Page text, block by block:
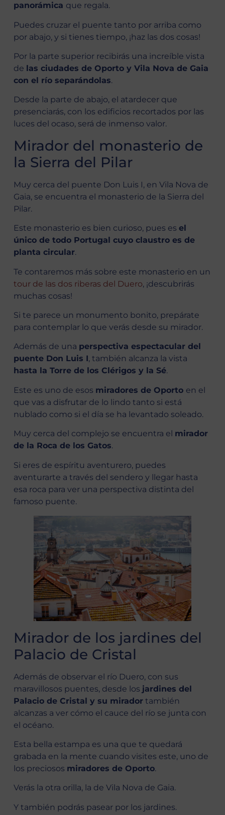
panorámica que regala.
Puedes cruzar el puente tanto por arriba como
por abajo, y si tienes tiempo, ¡haz las dos cosas!
Por la parte superior recibirás una increíble vista
de las ciudades de Oporto y Vila Nova de Gaia
con el río separándolas.
Desde la parte de abajo, el atardecer que
presenciarás, con los edificios recortados por las
luces del ocaso, será de inmenso valor.
Mirador del monasterio de
la Sierra del Pilar
Muy cerca del puente Don Luis I, en Vila Nova de
Gaia, se encuentra el monasterio de la Sierra del
Pilar.
Este monasterio es bien curioso, pues es el
único de todo Portugal cuyo claustro es de
planta circular.
Te contaremos más sobre este monasterio en un
tour de las dos riberas del Duero, ¡descubrirás
muchas cosas!
Si te parece un monumento bonito, prepárate
para contemplar lo que verás desde su mirador.
Además de una perspectiva espectacular del
puente Don Luis I, también alcanza la vista
hasta la Torre de los Clérigos y la Sé.
Este es uno de esos miradores de Oporto en el
que vas a disfrutar de lo lindo tanto si está
nublado como si el día se ha levantado soleado.
Muy cerca del complejo se encuentra el mirador
de la Roca de los Gatos.
Si eres de espíritu aventurero, puedes
aventurarte a través del sendero y llegar hasta
esa roca para ver una perspectiva distinta del
famoso puente.
Mirador de los jardines del
Palacio de Cristal
Además de observar el río Duero, con sus
maravillosos puentes, desde los jardines del
Palacio de Cristal y su miradortambién
alcanzas a ver cómo el cauce del río se junta con
el océano.
Esta bella estampa es una que te quedará
grabada en la mente cuando visites este, uno de
los preciosos miradores de Oporto.
Verás la otra orilla, la de Vila Nova de Gaia.
Y también podrás pasear por los jardines.